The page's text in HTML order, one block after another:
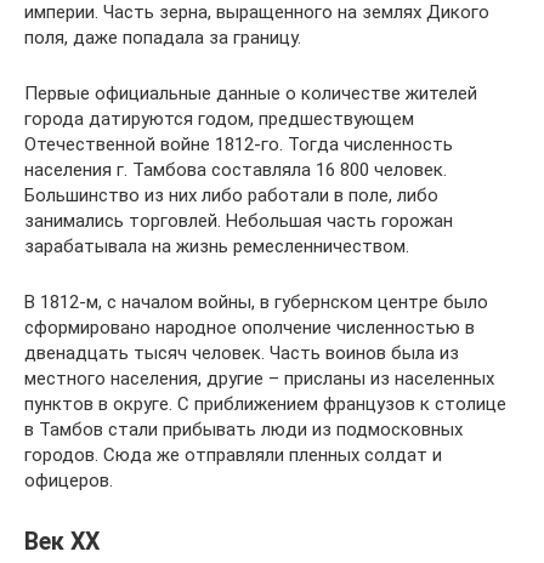
империи. Часть зерна, выращенного на землях Дикого
поля, даже попадала за границу.
Первые официальные данные о количестве жителей
города датируются годом, предшествующем
Отечественной войне 1812-го. Тогда численность
населения г. Тамбова составляла 16 800 человек.
Большинство из них либо работали в поле, либо
занимались торговлей. Небольшая часть горожан
зарабатывала на жизнь ремесленничеством.
В 1812-м, с началом войны, в губернском центре было
сформировано народное ополчение численностью в
двенадцать тысяч человек. Часть воинов была из
местного населения, другие – присланы из населенных
пунктов в округе. С приближением французов к столице
в Тамбов стали прибывать люди из подмосковных
городов. Сюда же отправляли пленных солдат и
офицеров.
Век XX